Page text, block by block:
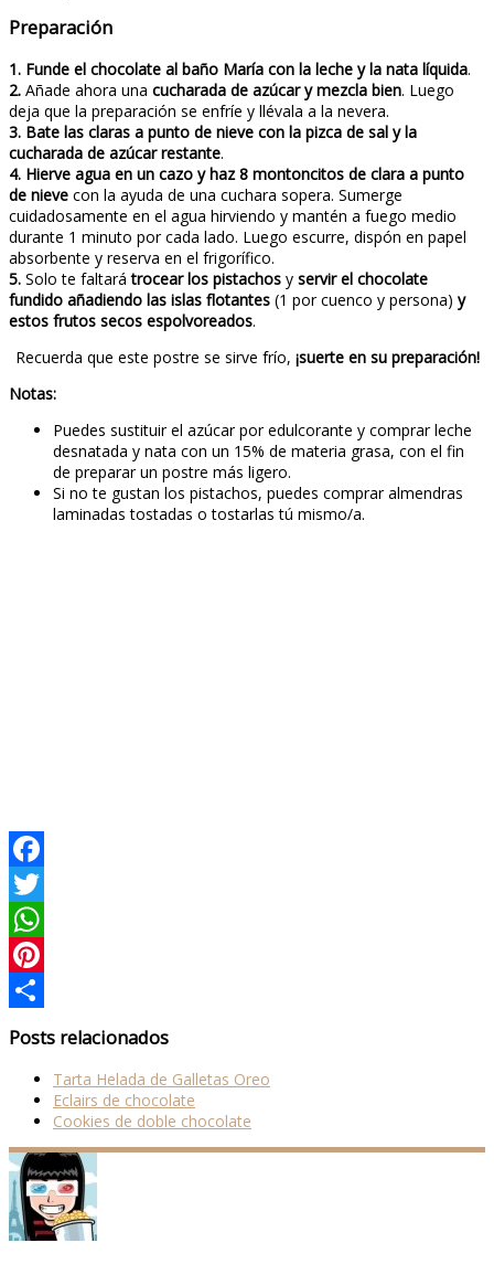
Preparación
1. Funde el chocolate al baño María con la leche y la nata líquida.
2. Añade ahora una cucharada de azúcar y mezcla bien. Luego
deja que la preparación se enfríe y llévala a la nevera.
3. Bate las claras a punto de nieve con la pizca de sal y la
cucharada de azúcar restante.
4. Hierve agua en un cazo y haz 8 montoncitos de clara a punto
de nieve con la ayuda de una cuchara sopera. Sumerge
cuidadosamente en el agua hirviendo y mantén a fuego medio
durante 1 minuto por cada lado. Luego escurre, dispón en papel
absorbente y reserva en el frigorífico.
5. Solo te faltará trocear los pistachos y servir el chocolate
fundido añadiendo las islas flotantes (1 por cuenco y persona) y
estos frutos secos espolvoreados.
Recuerda que este postre se sirve frío, ¡suerte en su preparación!
Notas:
Puedes sustituir el azúcar por edulcorante y comprar leche
desnatada y nata con un 15% de materia grasa, con el fin
de preparar un postre más ligero.
Si no te gustan los pistachos, puedes comprar almendras
laminadas tostadas o tostarlas tú mismo/a.
Facebook
Twitter
WhatsApp
Pinterest
Posts relacionados
Tarta Helada de Galletas Oreo
Eclairs de chocolate
Cookies de doble chocolate